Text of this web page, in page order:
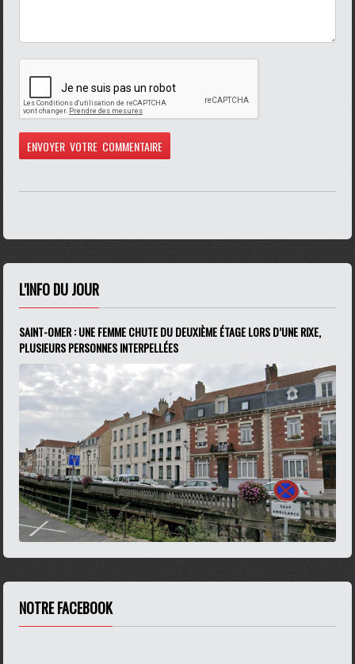
L'INFO DU JOUR
SAINT-OMER : UNE FEMME CHUTE DU DEUXIÈME ÉTAGE LORS D’UNE RIXE,
PLUSIEURS PERSONNES INTERPELLÉES
NOTRE FACEBOOK